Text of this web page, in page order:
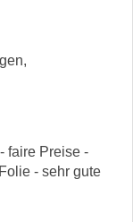
faire Preise -
- sehr gute